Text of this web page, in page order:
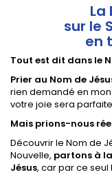
La
sur le
en
Tout est dit dans le
Prier au Nom de
rien demandé en
votre joie sera
Mais prions-nous
Découvrir le Nom de
Nouvelle, partons à
Jésus, car par ce seul